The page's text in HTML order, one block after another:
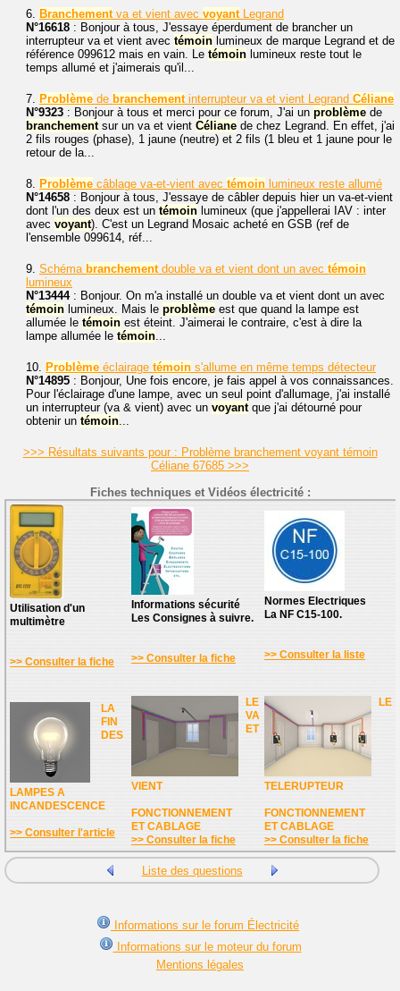
6. Branchementva et vient avec voyantLegrand
N°16618 : Bonjour à tous, J'essaye éperdument de brancher un
interrupteur va et vient avec témoin lumineux de marque Legrand et de
référence 099612 mais en vain. Le témoin lumineux reste tout le
temps allumé et j'aimerais qu'il...
7. Problème de branchementinterrupteur va et vient Legrand Céliane
N°9323 : Bonjour à tous et merci pour ce forum, J'ai un problème de
branchementsur un va et vient Céliane de chez Legrand. En effet, j'ai
2 fils rouges (phase), 1 jaune (neutre) et 2 fils (1 bleu et 1 jaune pour le
retour de la...
8. Problème câblage va-et-vient avec témoin lumineux reste allumé
N°14658 : Bonjour à tous, J'essaye de câbler depuis hier un va-et-vient
dont l'un des deux est un témoin lumineux (que j'appellerai IAV : inter
avec voyant). C'est un Legrand Mosaic acheté en GSB (ref de
l'ensemble 099614, réf...
9. Schéma branchementdouble va et vient dont un avec témoin
lumineux
N°13444: Bonjour. On m'a installé un double va et vient dont un avec
témoin lumineux. Mais le problème est que quand la lampe est
allumée le témoin est éteint. J'aimerai le contraire, c'est à dire la
lampe allumée le témoin...
10. Problème éclairage témoin s'allume en même temps détecteur
N°14895 : Bonjour, Une fois encore, je fais appel à vos connaissances.
Pour l'éclairage d'une lampe, avec un seul point d'allumage, j'ai installé
un interrupteur (va & vient) avec un voyantque j'ai détourné pour
obtenir un témoin...
>>> Résultats suivants pour : Problème branchement voyant témoin
Céliane 67685 >>>
Fiches techniques et Vidéos électricité :
Utilisation d'un
multimètre
>> Consulter la fiche
Informations sécurité
Les Consignes à suivre.
>> Consulter la fiche
Normes Electriques
La NF C15-100.
>> Consulter la liste
LA
FIN
DES
LAMPES A
INCANDESCENCE
>> Consulter l'article
LE
VA
ET
VIENT
FONCTIONNEMENT
ET CABLAGE
>> Consulter la fiche
LE
TELERUPTEUR
FONCTIONNEMENT
ET CABLAGE
>> Consulter la fiche
Liste des questions
Informations sur le forum Électricité
Informations sur le moteur du forum
Mentions légales